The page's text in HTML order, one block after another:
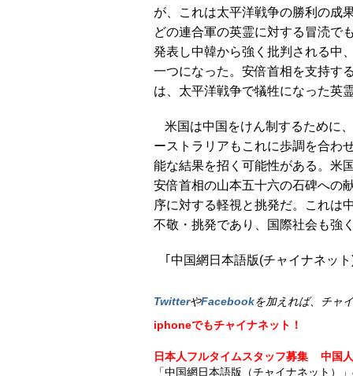
が、これは太平洋戦争の勝利の成
どの連合軍の英霊に対する冒涜で
発表し中韓から強く批判される中
一つになった。安倍首相を支持す
は、太平洋戦争で犠牲になった英
米国は中国をけん制するために
ーストラリアもこれに歩調を合わ
能な結果を招く可能性がある。米
安倍首相の山本五十六の石碑への
序に対する軽視と挑発だ。これは
不敬・挑発であり、国際社会も強
｢中国網日本語版(チャイナネッ
TwitterやFacebookを加えれば、チャ
iphoneでもチャイナネット！
日本人フルタイムスタッフ募集
中国
「中国網日本語版（チャイナネット）